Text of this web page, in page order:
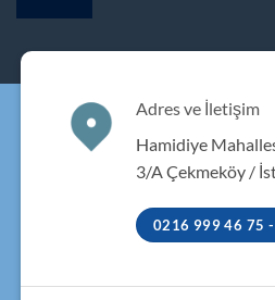
Adres ve İletişim
Hamidiye
3/A Çekmeköy /
0216 999 46 75